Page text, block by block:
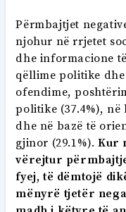
Përmbajtjet
njohur në rrjetet
dhe informacione
qëllime politike
ofendime,
politike (37.4%), në
dhe në bazë të
gjinor (29.1%).Kur
vërejtur
fyej, të dëmtojë
mënyrë tjetër